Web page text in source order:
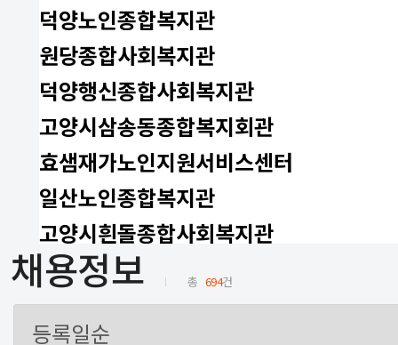
덕양노인종합복지관
원당종합사회복지관
덕양행신종합사회복지관
고양시삼송동종합복지회관
효샘재가노인지원서비스센터
일산노인종합복지관
고양시흰돌종합사회복지관
채용정보 총 694건